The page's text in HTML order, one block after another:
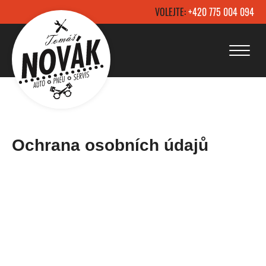
VOLEJTE:+420 775 004 094
Ochrana osobních údajů